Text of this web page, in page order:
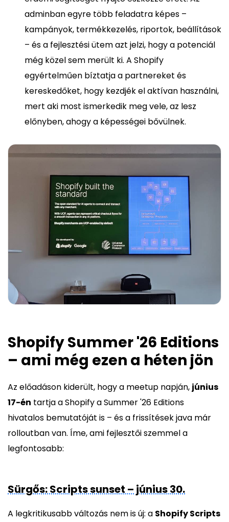
adminban egyre több feladatra képes –
kampányok, termékkezelés, riportok, beállítások
– és a fejlesztési ütem azt jelzi, hogy a potenciál
még közel sem merült ki. A Shopify
egyértelműen bíztatja a partnereket és
kereskedőket, hogy kezdjék el aktívan használni,
mert aki most ismerkedik meg vele, az lesz
előnyben, ahogy a képességei bővülnek.
Shopify Summer '26 Editions
– ami még ezen a héten jön
Az előadáson kiderült, hogy a meetup napján, június
17-én tartja a Shopify a Summer '26 Editions
hivatalos bemutatóját is – és a frissítések java már
rolloutban van. Íme, ami fejlesztői szemmel a
legfontosabb:
Sürgős: Scripts sunset – június 30.
A legkritikusabb változás nem is új: a Shopify Scripts